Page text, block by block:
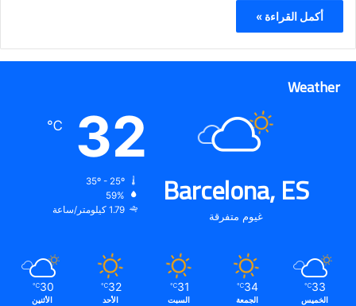
أكمل القراءة »
Weather
Barcelona, ES
غيوم متفرقة
32
℃
59%
1.79 كيلومتر/ساعة
33
℃
الخميس
34
℃
الجمعة
31
℃
السبت
32
℃
الأحد
30
℃
الأثنين